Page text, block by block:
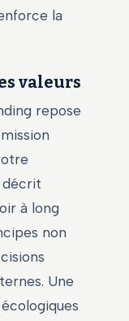
la
valeurs
repose
décrit
à long
non
Une